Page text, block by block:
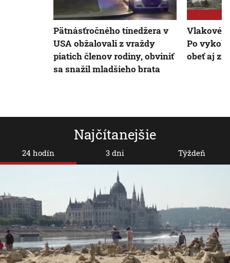
Najčítanejšie
24 hodín 3 dni Týždeň
Pätnásťročného tínedžera v
USA obžalovali z vraždy
piatich členov rodiny, obviniť
sa snažil mladšieho brata
Vlakové
Po
obeť aj